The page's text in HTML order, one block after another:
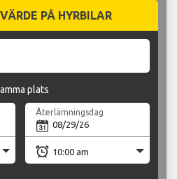
PÅ HYRBILAR
plats
Återlämningsdag